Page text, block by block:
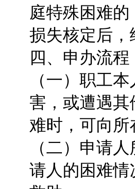
庭特殊困难
损失核定后
四、申办流程
（一）职工
害，或遭遇
难时，可向
（二）申请
请人的困难